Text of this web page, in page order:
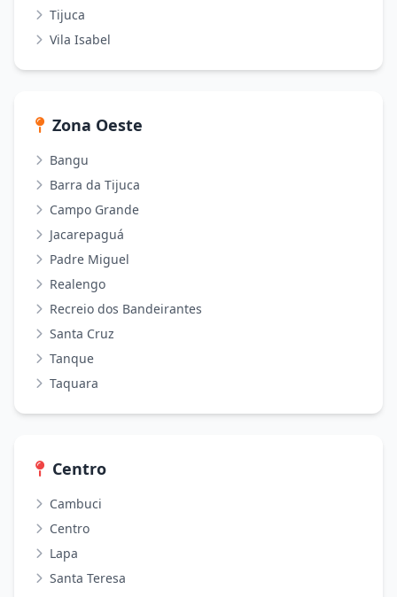
Tijuca
Vila Isabel
Zona Oeste
Bangu
Barra da Tijuca
Campo Grande
Jacarepaguá
Padre Miguel
Realengo
Recreio dos Bandeirantes
Santa Cruz
Tanque
Taquara
Centro
Cambuci
Centro
Lapa
Santa Teresa